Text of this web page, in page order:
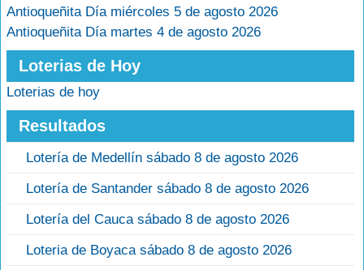
Antioqueñita Día miércoles 5 de agosto 2026
Antioqueñita Día martes 4 de agosto 2026
Loterias de Hoy
Loterias de hoy
Resultados
Lotería de Medellín sábado 8 de agosto 2026
Lotería de Santander sábado 8 de agosto 2026
Lotería del Cauca sábado 8 de agosto 2026
Loteria de Boyaca sábado 8 de agosto 2026